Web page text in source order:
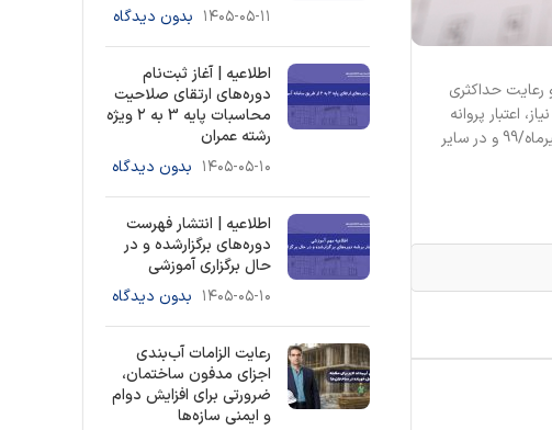
رعایت حداکثری
اعتبار پروانه
اشتغال به کار متقاضیان در استان هایی که براساس اعلام ستاد ملی مقابله با کرونا در وضعیت سفید (کم خطر) قرار دارند حداکثر تا 30/تیرماه/99 و در سایر
۱۴۰۵-۰۵-۱۱ بدون دیدگاه
اطلاعیه | آغاز ثبت‌نام
دوره‌های ارتقای صلاحیت
محاسبات پایه 3 به ۲ ویژه
رشته عمران
۱۴۰۵-۰۵-۱۰ بدون دیدگاه
اطلاعیه | انتشار فهرست
دوره‌های برگزارشده و در
حال برگزاری آموزشی
۱۴۰۵-۰۵-۱۰ بدون دیدگاه
رعایت الزامات آب‌بندی
اجزای مدفون ساختمان،
ضرورتی برای افزایش دوام
و ایمنی سازه‌ها